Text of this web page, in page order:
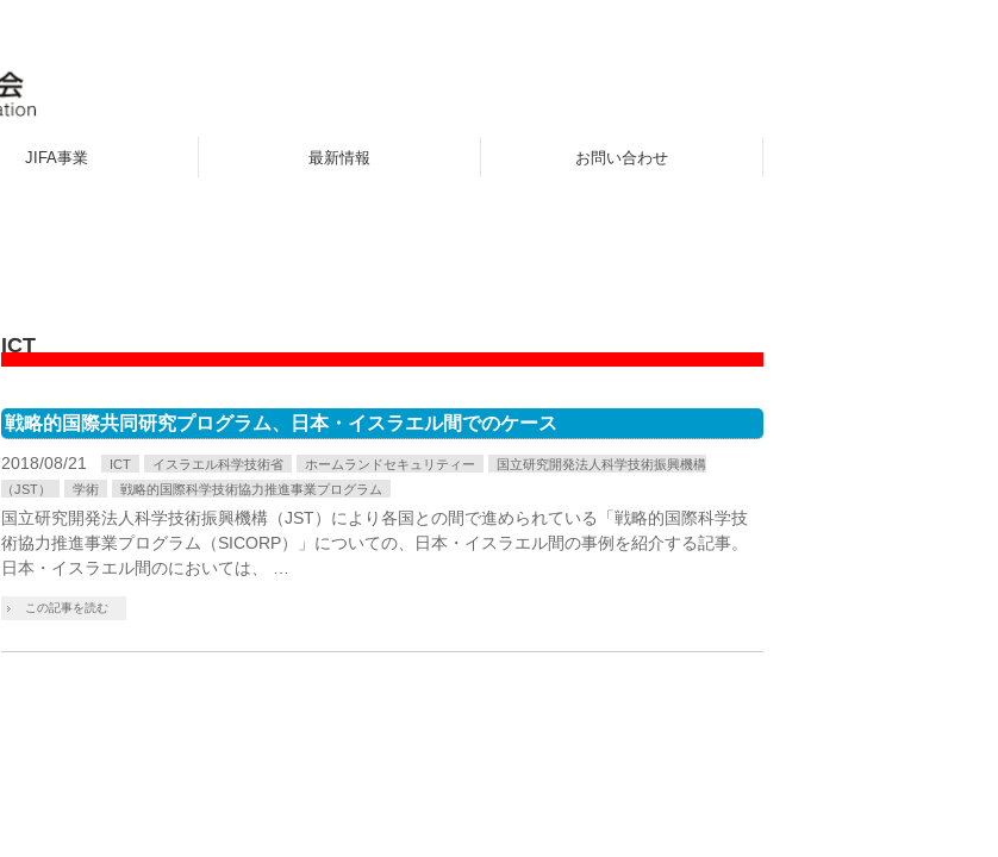
JIFA事業 最新情報 お問い合わせ
ICT
戦略的国際共同研究プログラム、日本・イスラエル間でのケース
2018/08/21 ICT イスラエル科学技術省 ホームランドセキュリティー
国立研究開発法人科学技術振興機構
（JST）
学術 戦略的国際科学技術協力推進事業プログラム
国立研究開発法人科学技術振興機構（JST）により各国との間で進められている「戦略的国際科学技
術協力推進事業プログラム（SICORP）」についての、日本・イスラエル間の事例を紹介する記事。
日本・イスラエル間のにおいては、 …
この記事を読む